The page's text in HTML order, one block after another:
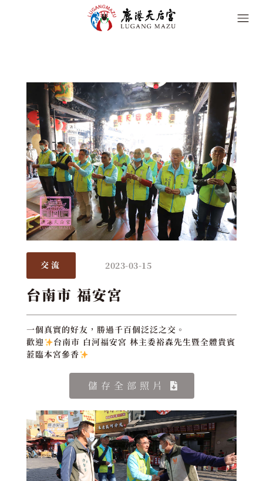
交流 2023-03-15
台南市 福安宮
一個真實的好友，勝過千百個泛泛之交。
歡迎
台南市 白河福安宮 林主委裕森先生暨全體貴賓
蒞臨本宮參香
儲存全部照片